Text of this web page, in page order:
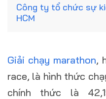
Công ty tổ chức sự
HCM
Giải chạy marathon,
race, là hình thức
chính thức là